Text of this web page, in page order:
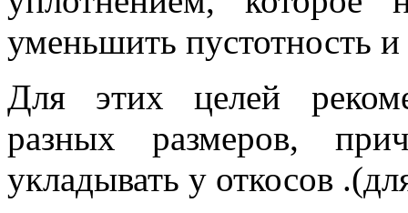
уменьшить пустотность
Для этих целей
разных размеров,
укладывать у откосов